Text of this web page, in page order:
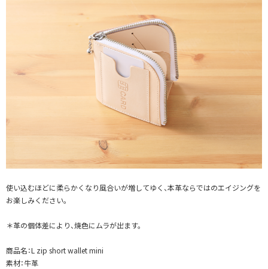
使い込むほどに柔らかくなり風合いが増してゆく、本革ならではのエイジングを
お楽しみください。
＊革の個体差により、焼色にムラが出ます。
商品名：L zip short wallet mini
素材：牛革